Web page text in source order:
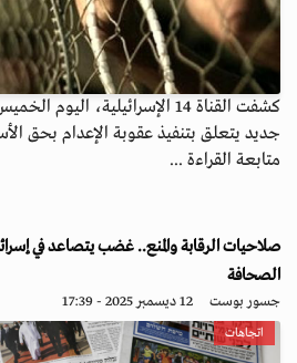
كشفت القناة 14 الإسرائيلية،
جديد يتعلق بتنفيذ عقوبة الإعدام بحق
متابعة القراءة ...
صلاحيات الرقابة والمنع.. غضب يتصاعد في
الصحافة
جسور بوست 12 ديسمبر 2025 - 17:39
اتجاهات